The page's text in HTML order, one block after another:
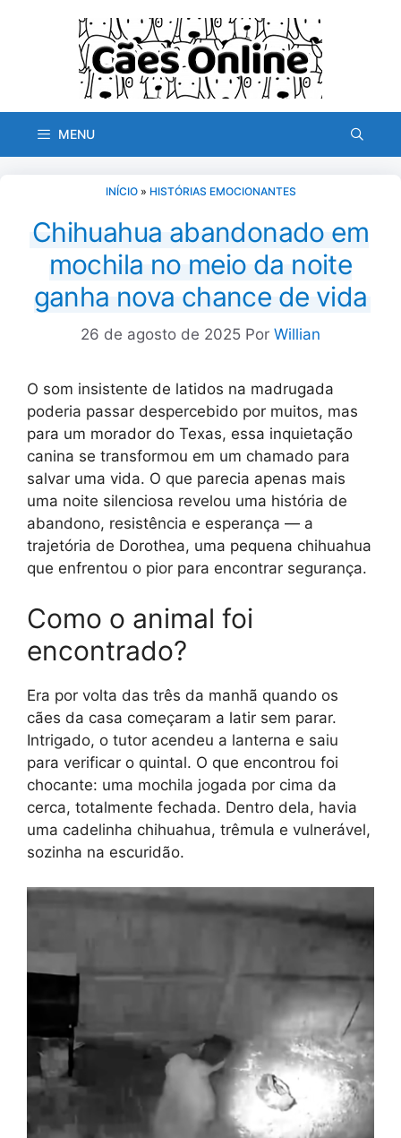
MENU
INÍCIO» HISTÓRIAS EMOCIONANTES
Chihuahua abandonado em
mochila no meio da noite
ganha nova chance de vida
26 de agosto de 2025 Por Willian
O som insistente de latidos na madrugada
poderia passar despercebido por muitos, mas
para um morador do Texas, essa inquietação
canina se transformou em um chamado para
salvar uma vida. O que parecia apenas mais
uma noite silenciosa revelou uma história de
abandono, resistência e esperança — a
trajetória de Dorothea, uma pequena chihuahua
que enfrentou o pior para encontrar segurança.
Como o animal foi
encontrado?
Era por volta das três da manhã quando os
cães da casa começaram a latir sem parar.
Intrigado, o tutor acendeu a lanterna e saiu
para verificar o quintal. O que encontrou foi
chocante: uma mochila jogada por cima da
cerca, totalmente fechada. Dentro dela, havia
uma cadelinha chihuahua, trêmula e vulnerável,
sozinha na escuridão.